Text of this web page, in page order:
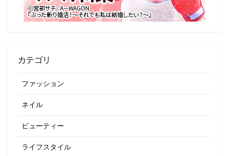
カテゴリ
ファッション
ネイル
ビューティー
ライフスタイル